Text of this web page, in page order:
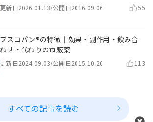
更新日2026.01.13/公開日2016.09.06 55
ブスコパン®の特徴｜効果・副作用・飲み合
わせ・代わりの市販薬
更新日2024.09.03/公開日2015.10.26 113
すべての記事を読む